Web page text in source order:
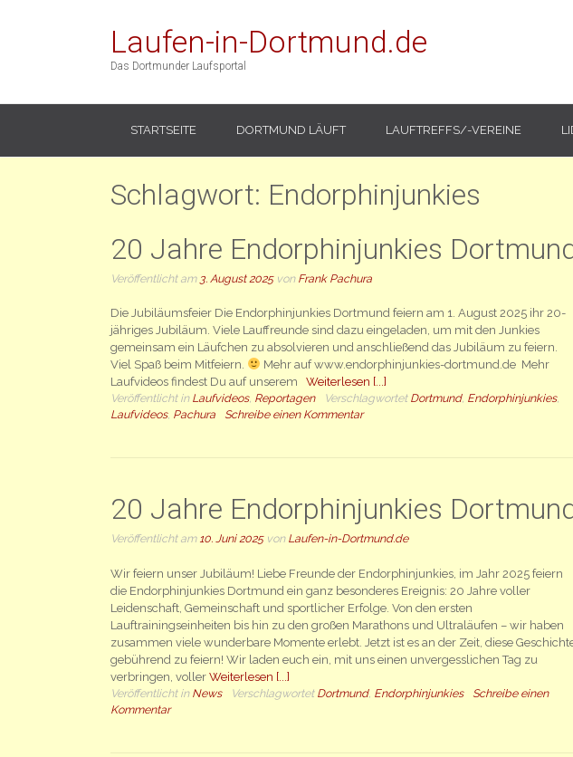
Laufen-in-Dortmund.de
Das Dortmunder Laufsportal
STARTSEITE DORTMUND LÄUFT LAUFTREFFS/-VEREINE
Schlagwort: Endorphinjunkies
20 Jahre Endorphinjunkies
Veröffentlicht am 3. August 2025von Frank Pachura
Die Jubiläumsfeier Die Endorphinjunkies Dortmund feiern am 1. August 2025 ihr 20-
jähriges Jubiläum. Viele Lauffreunde sind dazu eingeladen, um mit den Junkies
gemeinsam ein Läufchen zu absolvieren und anschließend das Jubiläum zu feiern.
Viel Spaß beim Mitfeiern.
Mehr auf www.endorphinjunkies-dortmund.de Mehr
Laufvideos findest Du auf unseremWeiterlesen [...]
Veröffentlicht in Laufvideos, Reportagen Verschlagwortet Dortmund, Endorphinjunkies,
Laufvideos, Pachura Schreibe einen Kommentar
20 Jahre Endorphinjunkies
Veröffentlicht am 10. Juni 2025von Laufen-in-Dortmund.de
Wir feiern unser Jubiläum! Liebe Freunde der Endorphinjunkies, im Jahr 2025 feiern
die Endorphinjunkies Dortmund ein ganz besonderes Ereignis: 20 Jahre voller
Leidenschaft, Gemeinschaft und sportlicher Erfolge. Von den ersten
Lauftrainingseinheiten bis hin zu den großen Marathons und Ultraläufen – wir haben
zusammen viele wunderbare Momente erlebt. Jetzt ist es an der Zeit, diese
gebührend zu feiern! Wir laden euch ein, mit uns einen unvergesslichen Tag zu
verbringen, vollerWeiterlesen [...]
Veröffentlicht in News Verschlagwortet Dortmund, Endorphinjunkies
Schreibe einen
Kommentar